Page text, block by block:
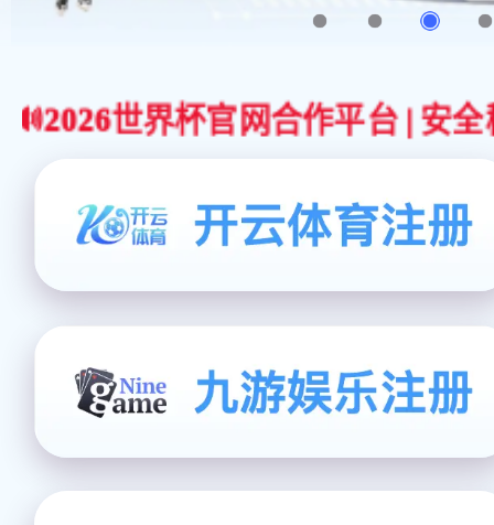
界杯官网合作平台 | 安全稳定